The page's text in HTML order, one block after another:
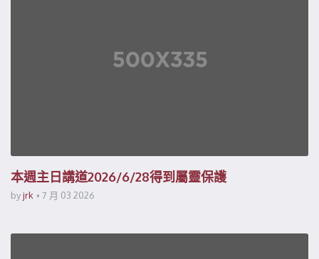
本週主日講道2026/6/28得到屬靈保護
byjrk 7 月 03 2026